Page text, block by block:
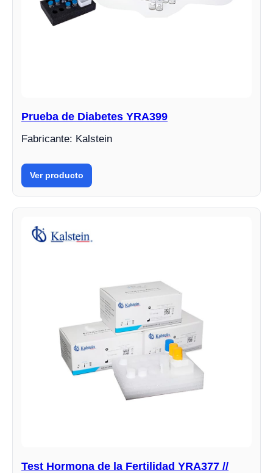
Prueba de Diabetes YRA399
Fabricante: Kalstein
Ver producto
Test Hormona de la Fertilidad YRA377 //